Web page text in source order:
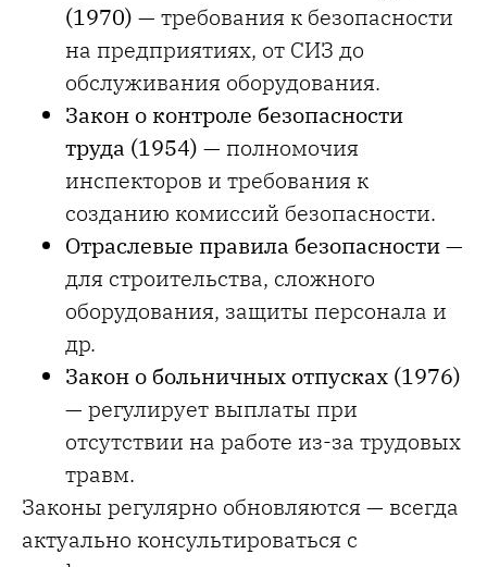
(1970) — требования к безопасности
на предприятиях, от СИЗ до
обслуживания оборудования.
Закон о контроле безопасности
труда (1954) — полномочия
инспекторов и требования к
созданию комиссий безопасности.
Отраслевые правила безопасности—
для строительства, сложного
оборудования, защиты персонала и
др.
Закон о больничных отпусках (1976)
— регулирует выплаты при
отсутствии на работе из-за трудовых
травм.
Законы регулярно обновляются — всегда
актуально консультироваться с